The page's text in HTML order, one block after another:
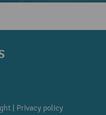
| Privacy policy